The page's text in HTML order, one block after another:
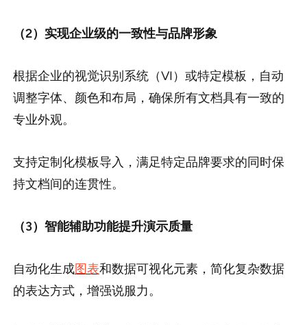
（2）实现企业级的一致性与品牌形象
根据企业的视觉识别系统（VI）或特定模板，自动
调整字体、颜色和布局，确保所有文档具有一致的
专业外观。
支持定制化模板导入，满足特定品牌要求的同时保
持文档间的连贯性。
（3）智能辅助功能提升演示质量
自动化生成图表和数据可视化元素，简化复杂数据
的表达方式，增强说服力。